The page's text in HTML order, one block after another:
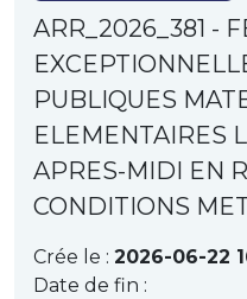
ARR_2026_381 -
PUBLIQUES
ELEMENTAIRES
APRES-MIDI EN
CONDITIONS
Crée le : 2026-06-22
Date de fin :